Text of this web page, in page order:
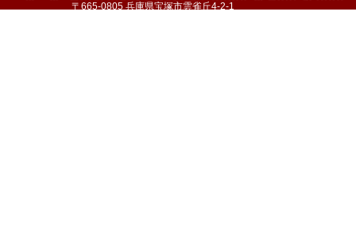
〒665-0805 兵庫県宝塚市雲雀丘4-2-1